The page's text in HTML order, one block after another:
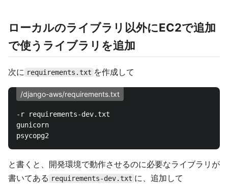
ローカルのライブラリ以外にEC2で追加
で使うライブラリを追加
次に requirements.txt を作成して
/django-aws/requirements.txt
-r requirements-dev.txt
gunicorn
と書くと、開発環境で動作させるのに必要なライブラリが
書いてある requirements-dev.txt に、追加して